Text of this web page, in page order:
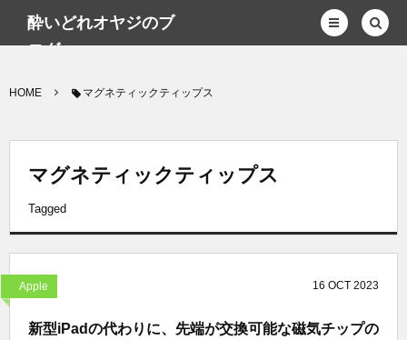
酔いどれオヤジのブ
ログwp
HOME マグネティックティップス
マグネティックティップス
Tagged
Apple 16 OCT 2023
新型iPadの代わりに、先端が交換可能な磁気チップの